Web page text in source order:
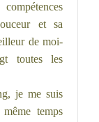
et sa
de moi-
toutes les
je me suis
temps